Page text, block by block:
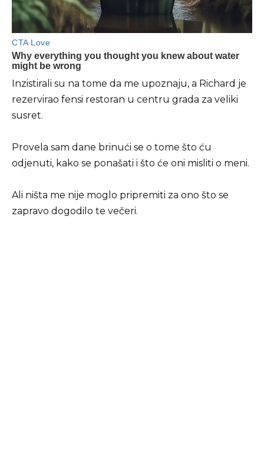
Inzistirali su na tome da me upoznaju, a Richard je
rezervirao fensi restoran u centru grada za veliki
susret.
Provela sam dane brinući se o tome što ću
odjenuti, kako se ponašati i što će oni misliti o meni.
Ali ništa me nije moglo pripremiti za ono što se
zapravo dogodilo te večeri.